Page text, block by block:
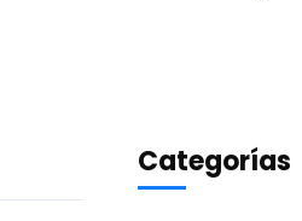
Categorías